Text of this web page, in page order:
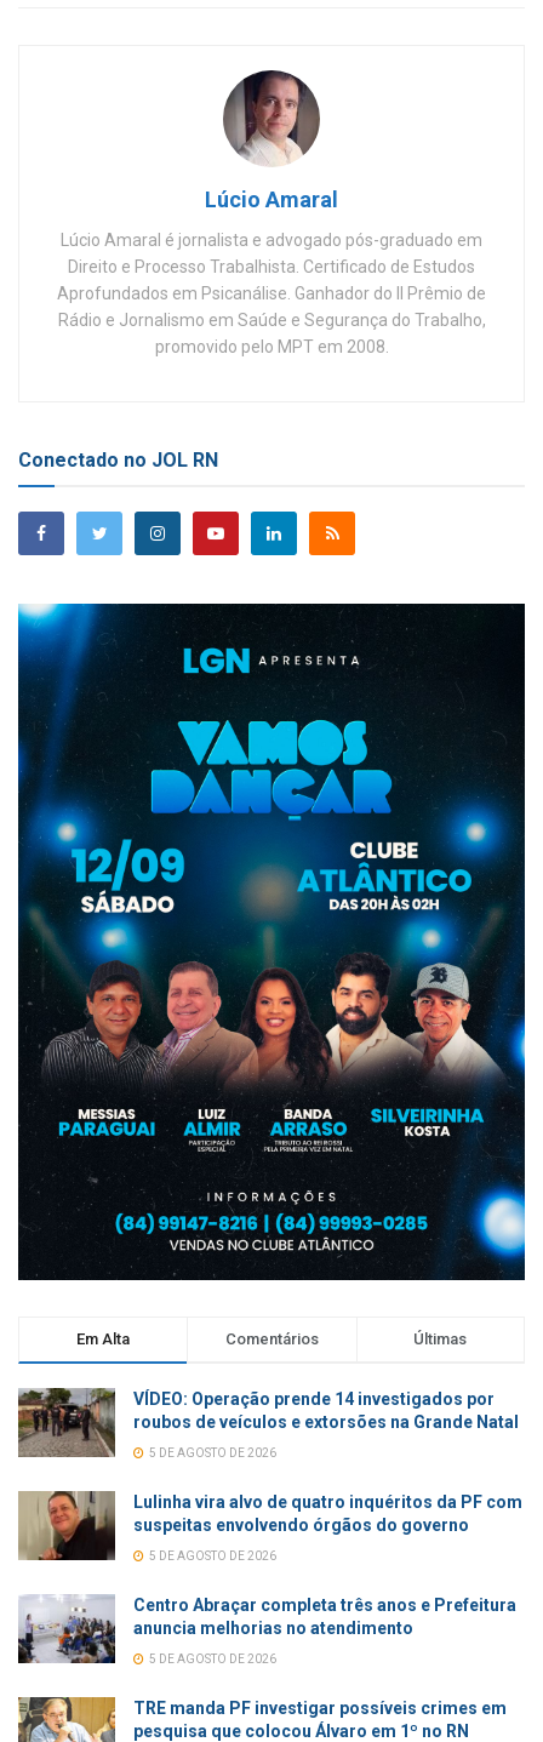
Lúcio Amaral
Lúcio Amaral é jornalista e advogado pós-graduado em
Direito e Processo Trabalhista. Certificado de Estudos
Aprofundados em Psicanálise. Ganhador do II Prêmio de
Rádio e Jornalismo em Saúde e Segurança do Trabalho,
promovido pelo MPT em 2008.
Conectado no JOL RN
Em Alta Comentários Últimas
VÍDEO: Operação prende 14 investigados por
roubos de veículos e extorsões na Grande Natal
5 DE AGOSTO DE 2026
Lulinha vira alvo de quatro inquéritos da PF com
suspeitas envolvendo órgãos do governo
5 DE AGOSTO DE 2026
Centro Abraçar completa três anos e Prefeitura
anuncia melhorias no atendimento
5 DE AGOSTO DE 2026
TRE manda PF investigar possíveis crimes em
pesquisa que colocou Álvaro em 1º no RN